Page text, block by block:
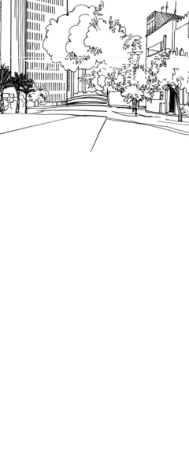
הנחיות תכנוניות בלבד
מעת לעת.